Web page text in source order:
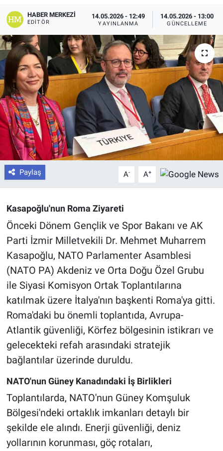
HABER MERKEZI
EDITÖR
14.05.2026 - 12:49
YAYINLANMA
14.05.2026 - 13:00
GÜNCELLEME
Paylaş A- A+
Kasapoğlu'nun Roma Ziyareti
Önceki Dönem Gençlik ve Spor Bakanı ve AK
Parti İzmir Milletvekili Dr. Mehmet Muharrem
Kasapoğlu, NATO Parlamenter Asamblesi
(NATO PA) Akdeniz ve Orta Doğu Özel Grubu
ile Siyasi Komisyon Ortak Toplantılarına
katılmak üzere İtalya'nın başkenti Roma'ya gitti.
Roma'daki bu önemli toplantıda, Avrupa-
Atlantik güvenliği, Körfez bölgesinin istikrarı ve
gelecekteki refah arasındaki stratejik
bağlantılar üzerinde duruldu.
NATO'nun Güney Kanadındaki İş Birlikleri
Toplantılarda, NATO'nun Güney Komşuluk
Bölgesi'ndeki ortaklık imkanları detaylı bir
şekilde ele alındı. Enerji güvenliği, deniz
yollarının korunması, göç rotaları,